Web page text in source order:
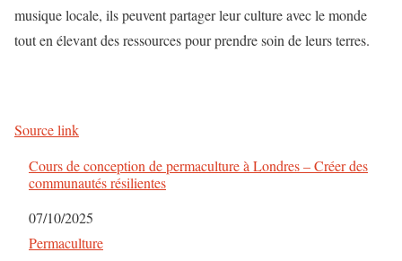
musique locale, ils peuvent partager leur culture avec le monde
tout en élevant des ressources pour prendre soin de leurs terres.
Source link
Cours de conception de permaculture à Londres – Créer des
communautés résilientes
Date
07/10/2025
Par rapport à
Permaculture